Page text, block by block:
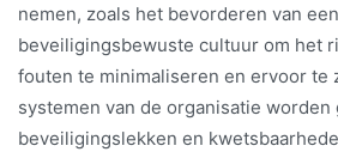
nemen, zoals het bevorderen van een
beveiligingsbewuste cultuur om het
fouten te minimaliseren en ervoor te
systemen van de organisatie worden
beveiligingslekken en